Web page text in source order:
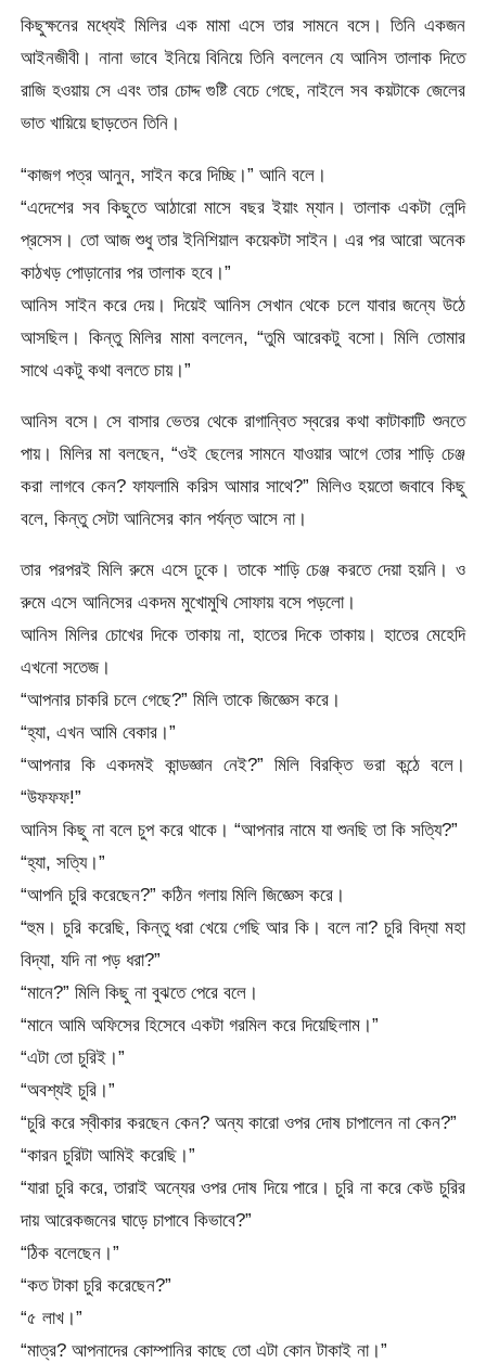
কিছুক্ষনের মধ্যেই মিলির এক মামা এসে তার সামনে বসে। তিনি একজন
আইনজীবী। নানা ভাবে ইনিয়ে বিনিয়ে তিনি বললেন যে আনিস তালাক দিতে
রাজি হওয়ায় সে এবং তার চোদ্দ গুষ্টি বেচে গেছে, নাইলে সব কয়টাকে জেলের
ভাত খায়িয়ে ছাড়তেন তিনি।
“কাজগ পত্র আনুন, সাইন করে দিচ্ছি।” আনি বলে।
“এদেশের সব কিছুতে আঠারো মাসে বছর ইয়াং ম্যান। তালাক একটা লেন্দি
প্রসেস। তো আজ শুধু তার ইনিশিয়াল কয়েকটা সাইন। এর পর আরো অনেক
কাঠখড় পোড়ানোর পর তালাক হবে।”
আনিস সাইন করে দেয়। দিয়েই আনিস সেখান থেকে চলে যাবার জন্যে উঠে
আসছিল। কিন্তু মিলির মামা বললেন, “তুমি আরেকটু বসো। মিলি তোমার
সাথে একটু কথা বলতে চায়।”
আনিস বসে। সে বাসার ভেতর থেকে রাগান্বিত স্বরের কথা কাটাকাটি শুনতে
পায়। মিলির মা বলছেন, “ওই ছেলের সামনে যাওয়ার আগে তোর শাড়ি চেঞ্জ
করা লাগবে কেন? ফাযলামি করিস আমার সাথে?” মিলিও হয়তো জবাবে কিছু
বলে, কিন্তু সেটা আনিসের কান পর্যন্ত আসে না।
তার পরপরই মিলি রুমে এসে ঢুকে। তাকে শাড়ি চেঞ্জ করতে দেয়া হয়নি। ও
রুমে এসে আনিসের একদম মুখোমুখি সোফায় বসে পড়লো।
আনিস মিলির চোখের দিকে তাকায় না, হাতের দিকে তাকায়। হাতের মেহেদি
এখনো সতেজ।
“আপনার চাকরি চলে গেছে?” মিলি তাকে জিজ্ঞেস করে।
“হ্যা, এখন আমি বেকার।”
“আপনার কি একদমই কান্ডজ্ঞান নেই?” মিলি বিরক্তি ভরা কন্ঠে বলে।
“উফফফ!”
আনিস কিছু না বলে চুপ করে থাকে। “আপনার নামে যা শুনছি তা কি সত্যি?”
“হ্যা, সত্যি।”
“আপনি চুরি করেছেন?” কঠিন গলায় মিলি জিজ্ঞেস করে।
“হুম। চুরি করেছি, কিন্তু ধরা খেয়ে গেছি আর কি। বলে না? চুরি বিদ্যা মহা
বিদ্যা, যদি না পড় ধরা?”
“মানে?” মিলি কিছু না বুঝতে পেরে বলে।
“মানে আমি অফিসের হিসেবে একটা গরমিল করে দিয়েছিলাম।”
“এটা তো চুরিই।”
“অবশ্যই চুরি।”
“চুরি করে স্বীকার করছেন কেন? অন্য কারো ওপর দোষ চাপালেন না কেন?”
“কারন চুরিটা আমিই করেছি।”
“যারা চুরি করে, তারাই অন্যের ওপর দোষ দিয়ে পারে। চুরি না করে কেউ চুরির
দায় আরেকজনের ঘাড়ে চাপাবে কিভাবে?”
“ঠিক বলেছেন।”
“কত টাকা চুরি করেছেন?”
“৫ লাখ।”
“মাত্র? আপনাদের কোম্পানির কাছে তো এটা কোন টাকাই না।”